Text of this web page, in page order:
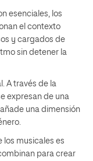
esenciales, los
el contexto
y cargados de
sin detener la
A través de la
expresan de una
una dimensión
los musicales es
para crear